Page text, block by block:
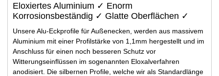
Eloxiertes Aluminium ✓ Enorm
Korrosionsbeständig ✓ Glatte Oberflächen ✓
Unsere Alu-Eckprofile für Außenecken, werden aus massivem
Aluminium mit einer Profilstärke von 1,1mm hergestellt und im
Anschluss für einen noch besseren Schutz vor
Witterungseinflüssen im sogenannten Eloxalverfahren
anodisiert. Die silbernen Profile, welche wir als Standardlänge